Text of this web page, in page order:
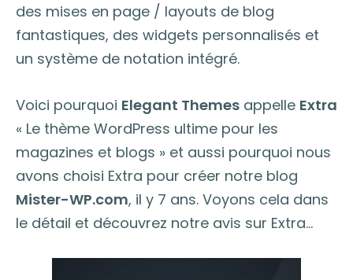
des mises en page / layouts de blog
fantastiques, des widgets personnalisés et
un système de notation intégré.
Voici pourquoi Elegant Themes appelle Extra
« Le thème WordPress ultime pour les
magazines et blogs » et aussi pourquoi nous
avons choisi Extra pour créer notre blog
Mister-WP.com, il y 7 ans. Voyons cela dans
le détail et découvrez notre avis sur Extra…